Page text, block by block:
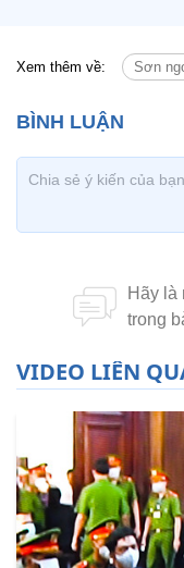
Xem thêm về: Sơn
VIDEO LIÊN